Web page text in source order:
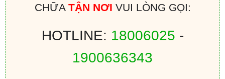
CHỮA TẬN NƠI VUI LÒNG GỌI:
HOTLINE: 18006025 -
1900636343